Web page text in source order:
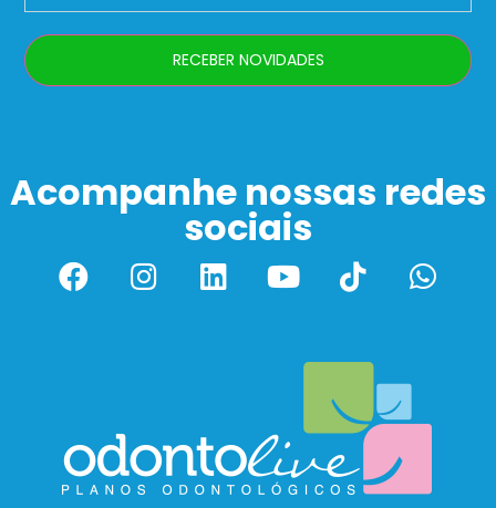
RECEBER NOVIDADES
Acompanhe nossas redes
sociais